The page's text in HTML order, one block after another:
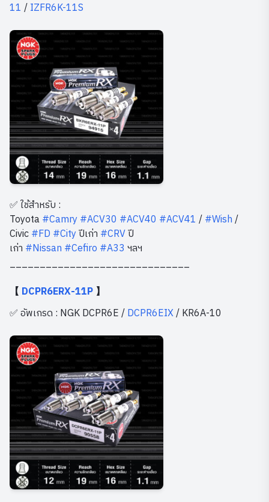
11 /IZFR6K-11S
✅ ใช้สำหรับ :
Toyota#Camry #ACV30 #ACV40 #ACV41 /#Wish/
Civic#FD #Cityปีเก่า #CRVปี
เก่า #Nissan #Cefiro #A33 ฯลฯ
______________________________
【 DCPR6ERX-11P 】
✅ อัพเกรด : NGK DCPR6E /DCPR6EIX/ KR6A-10